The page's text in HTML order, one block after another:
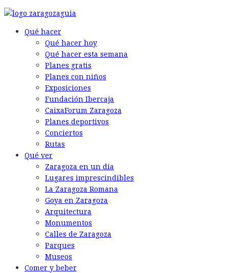
Qué hacer
Qué hacer hoy
Qué hacer esta semana
Planes gratis
Planes con niños
Exposiciones
Fundación Ibercaja
CaixaForum Zaragoza
Planes deportivos
Conciertos
Rutas
Qué ver
Zaragoza en un día
Lugares imprescindibles
La Zaragoza Romana
Goya en Zaragoza
Arquitectura
Monumentos
Calles de Zaragoza
Parques
Museos
Comer y beber